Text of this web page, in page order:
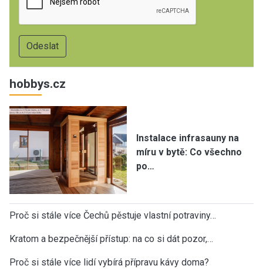
hobbys.cz
Instalace infrasauny na
míru v bytě: Co všechno
po…
Proč si stále více Čechů pěstuje vlastní potraviny…
Kratom a bezpečnější přístup: na co si dát pozor,…
Proč si stále více lidí vybírá přípravu kávy doma?